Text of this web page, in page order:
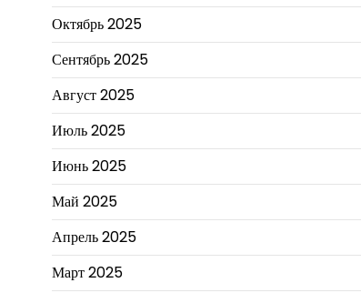
Октябрь 2025
Сентябрь 2025
Август 2025
Июль 2025
Июнь 2025
Май 2025
Апрель 2025
Март 2025